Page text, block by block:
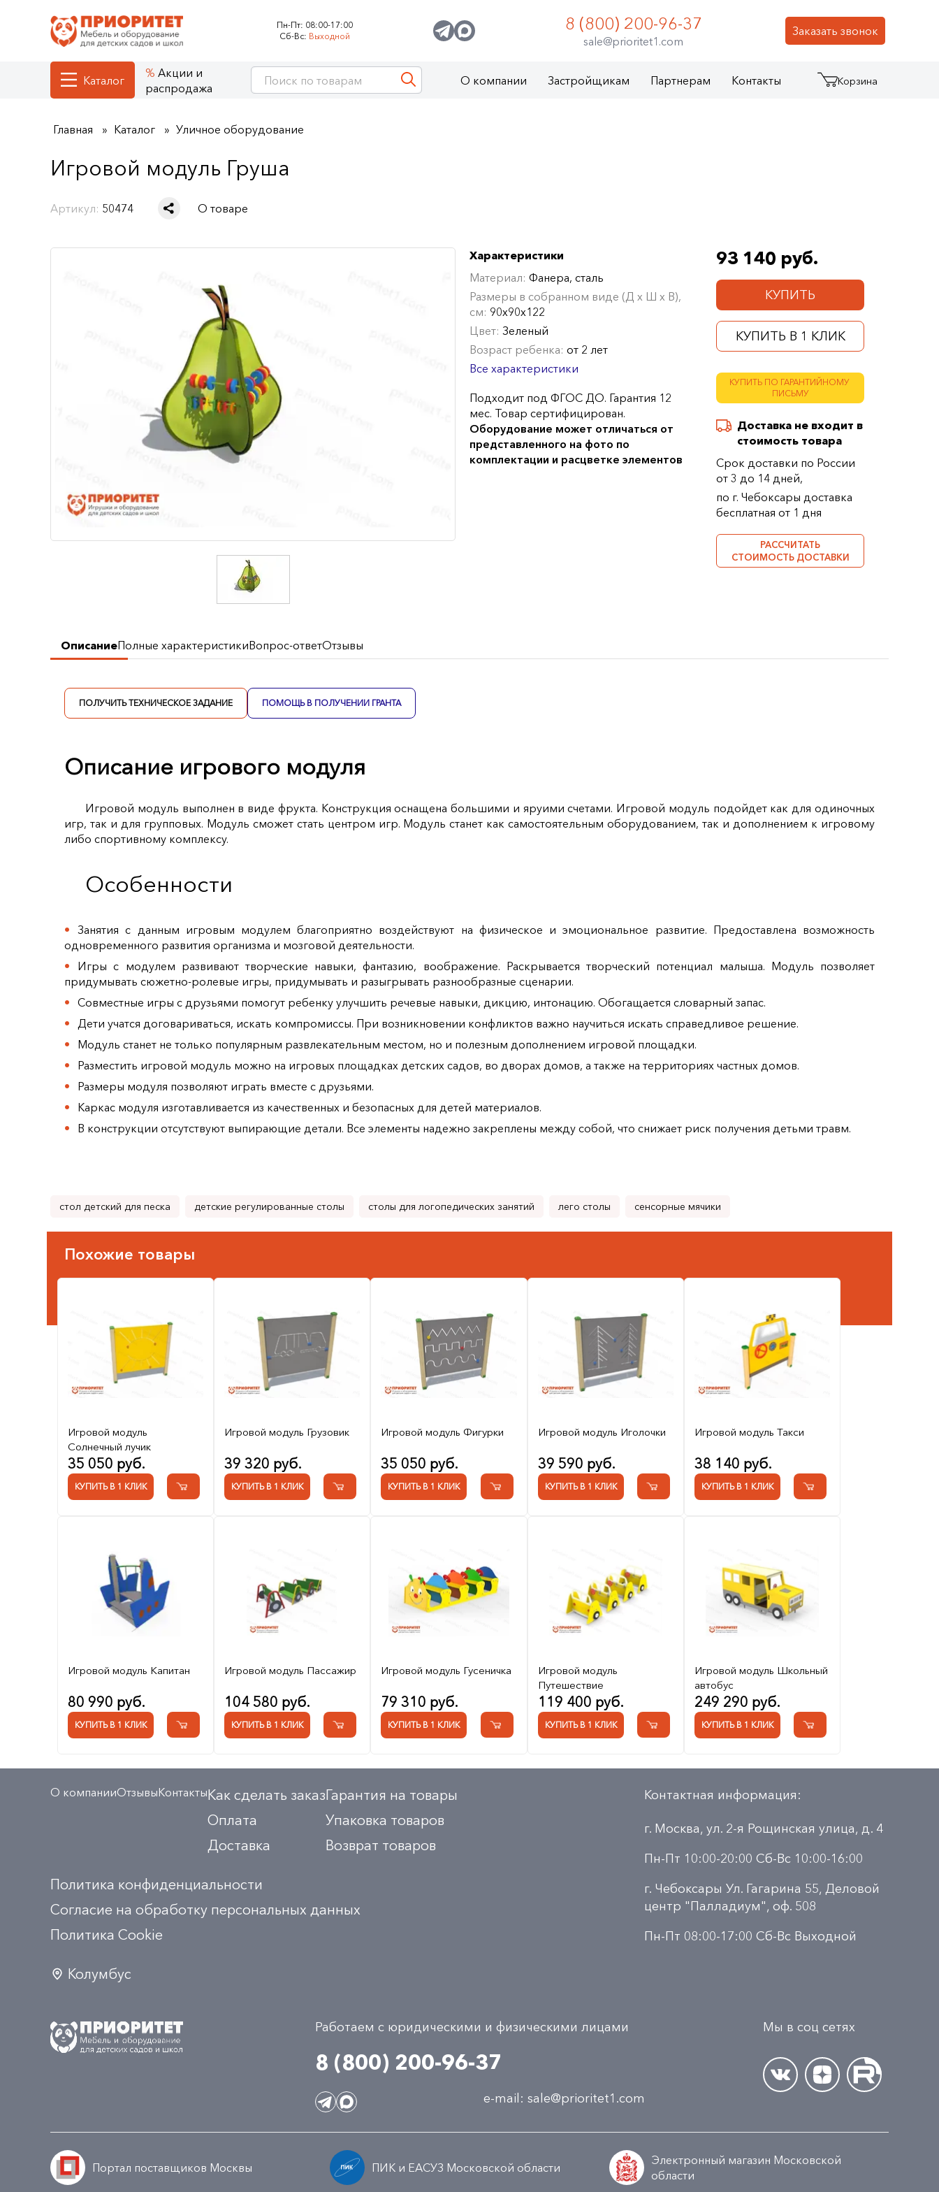
Пн-Пт: 08:00-17:00
Сб-Вс: Выходной Заказать звонок
8 (800) 200-96-37
sale@prioritet1.com
Каталог
Акции и
распродажа
О компании Застройщикам Партнерам Контакты Корзина
Главная Каталог Уличное оборудование
Игровой модуль Груша
Артикул: 50474 О товаре
93 140 руб.
КУПИТЬ
КУПИТЬ В 1 КЛИК
КУПИТЬ ПО ГАРАНТИЙНОМУ
ПИСЬМУ
Доставка не входит в
стоимость товара
Срок доставки по России
от 3 до 14 дней,
по г. Чебоксары доставка
бесплатная от 1 дня
РАССЧИТАТЬ
СТОИМОСТЬ ДОСТАВКИ
Характеристики
Материал: Фанера, сталь
Размеры в собранном виде (Д х Ш х В),
см: 90х90х122
Цвет: Зеленый
Возраст ребенка: от 2 лет
Все характеристики
Подходит под ФГОС ДО. Гарантия 12
мес. Товар сертифицирован.
Оборудование может отличаться от
представленного на фото по
комплектации и расцветке элементов
ОписаниеПолные характеристикиВопрос-ответОтзывы
ПОЛУЧИТЬ ТЕХНИЧЕСКОЕ ЗАДАНИЕ ПОМОЩЬ В ПОЛУЧЕНИИ ГРАНТА
Описание игрового модуля
Игровой модуль выполнен в виде фрукта. Конструкция оснащена большими и яруими счетами. Игровой модуль подойдет как для одиночных
игр, так и для групповых. Модуль сможет стать центром игр. Модуль станет как самостоятельным оборудованием, так и дополнением к игровому
либо спортивному комплексу.
Особенности
Занятия с данным игровым модулем благоприятно воздействуют на физическое и эмоциональное развитие. Предоставлена возможность
одновременного развития организма и мозговой деятельности.
Игры с модулем развивают творческие навыки, фантазию, воображение. Раскрывается творческий потенциал малыша. Модуль позволяет
придумывать сюжетно-ролевые игры, придумывать и разыгрывать разнообразные сценарии.
Совместные игры с друзьями помогут ребенку улучшить речевые навыки, дикцию, интонацию. Обогащается словарный запас.
Дети учатся договариваться, искать компромиссы. При возникновении конфликтов важно научиться искать справедливое решение.
Модуль станет не только популярным развлекательным местом, но и полезным дополнением игровой площадки.
Разместить игровой модуль можно на игровых площадках детских садов, во дворах домов, а также на территориях частных домов.
Размеры модуля позволяют играть вместе с друзьями.
Каркас модуля изготавливается из качественных и безопасных для детей материалов.
В конструкции отсутствуют выпирающие детали. Все элементы надежно закреплены между собой, что снижает риск получения детьми травм.
стол детский для песка детские регулированные столы столы для логопедических занятий лего столы сенсорные мячики
Похожие товары
Игровой модуль
Солнечный лучик
35 050 руб.
КУПИТЬ В 1 КЛИК
Игровой модуль Грузовик
39 320 руб.
КУПИТЬ В 1 КЛИК
Игровой модуль Фигурки
35 050 руб.
КУПИТЬ В 1 КЛИК
Игровой модуль Иголочки
39 590 руб.
КУПИТЬ В 1 КЛИК
Игровой модуль Такси
38 140 руб.
КУПИТЬ В 1 КЛИК
Игровой модуль Капитан
80 990 руб.
КУПИТЬ В 1 КЛИК
Игровой модуль Пассажир
104 580 руб.
КУПИТЬ В 1 КЛИК
Игровой модуль Гусеничка
79 310 руб.
КУПИТЬ В 1 КЛИК
Игровой модуль
Путешествие
119 400 руб.
КУПИТЬ В 1 КЛИК
Игровой модуль Школьный
автобус
249 290 руб.
КУПИТЬ В 1 КЛИК
О компанииОтзывыКонтактыКак сделать заказ
Оплата
Доставка
Гарантия на товары
Упаковка товаров
Возврат товаров
Политика конфиденциальности
Согласие на обработку персональных данных
Политика Сookie
Колумбус
Контактная информация:
г. Москва, ул. 2-я Рощинская улица, д. 4
Пн-Пт 10:00-20:00 Сб-Вс 10:00-16:00
г. Чебоксары Ул. Гагарина 55, Деловой
центр "Палладиум", оф. 508
Пн-Пт 08:00-17:00 Сб-Вс Выходной
Работаем с юридическими и физическими лицами
8 (800) 200-96-37
e-mail: sale@prioritet1.com
Мы в соц сетях
Портал поставщиков Москвы ПИК и ЕАСУЗ Московской области
Электронный магазин Московской
области